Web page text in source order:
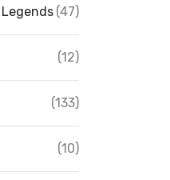
Legends (47)
(12)
(133)
(10)